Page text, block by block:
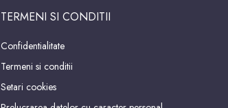
TERMENI SI CONDITII
Confidentialitate
Termeni si conditii
Setari cookies